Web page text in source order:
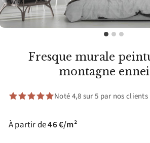
Fresque murale
montagne
Noté 4,8 sur 5 par nos clients
À partir de46 €/m²